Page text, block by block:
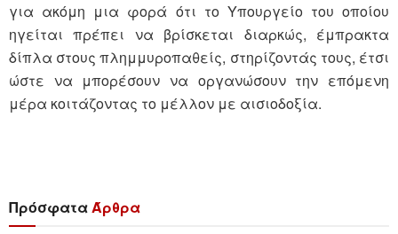
για ακόμη μια φορά ότι το Υπουργείο του οποίου
ηγείται πρέπει να βρίσκεται διαρκώς, έμπρακτα
δίπλα στους πλημμυροπαθείς, στηρίζοντάς τους, έτσι
ώστε να μπορέσουν να οργανώσουν την επόμενη
μέρα κοιτάζοντας το μέλλον με αισιοδοξία.
ΠρόσφαταΆρθρα